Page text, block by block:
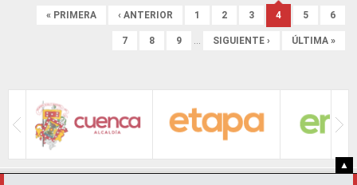
« PRIMERA ‹ ANTERIOR 1 2 3 4 5 6
7 8 9 … SIGUIENTE › ÚLTIMA »
▲